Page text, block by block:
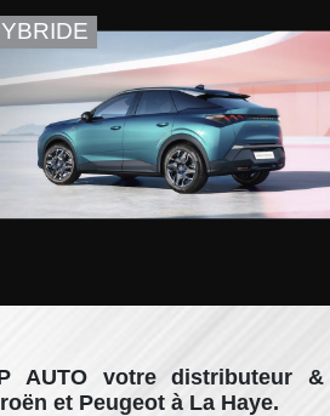
AUTO votre distributeur &
et Peugeot à La Haye.